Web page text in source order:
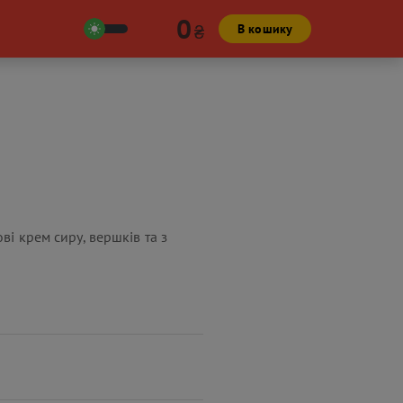
0₴ В кошику
крем сиру, вершків та з